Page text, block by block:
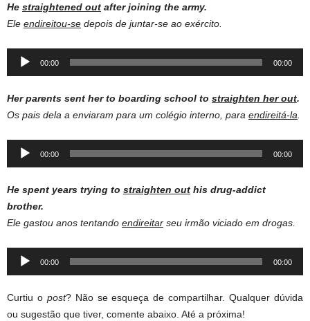
He straightened out after joining the army.
Ele endireitou-se depois de juntar-se ao exército.
Audio
00:00 00:00
Her parents sent her to boarding school to straighten her out.
Os pais dela a enviaram para um colégio interno, para endireitá-la
Audio
00:00 00:00
He spent years trying to straighten out his drug-addict
brother.
Ele gastou anos tentando endireitar seu irmão viciado em drogas.
Audio
00:00 00:00
Curtiu o post? Não se esqueça de compartilhar. Qualquer dúvida
ou sugestão que tiver, comente abaixo. Até a próxima!